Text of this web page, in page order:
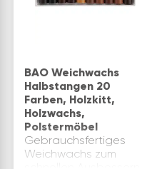
BAO Weichwachs
Halbstangen 20
Farben, Holzkitt,
Holzwachs,
Polstermöbel
Gebrauchsfertiges
Weichwachs zum